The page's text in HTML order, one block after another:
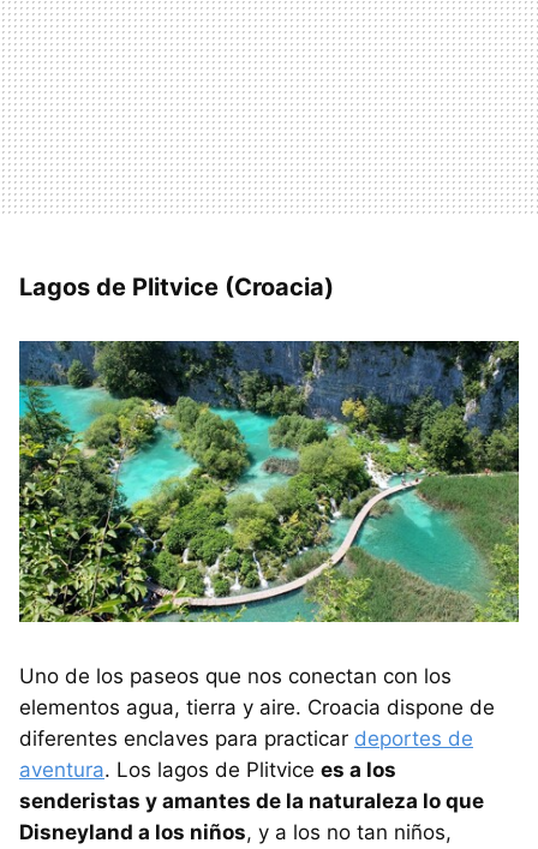
Lagos de Plitvice (Croacia)
Uno de los paseos que nos conectan con los
elementos agua, tierra y aire. Croacia dispone de
diferentes enclaves para practicar deportes de
aventura. Los lagos de Plitvice es a los
senderistas y amantes de la naturaleza lo que
Disneyland a los niños, y a los no tan niños,